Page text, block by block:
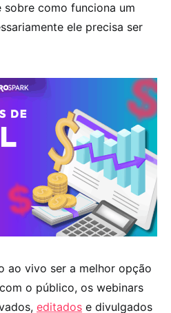
como funciona um
ele precisa ser
ao vivo ser a melhor opção
o público, os webinars
editados e divulgados